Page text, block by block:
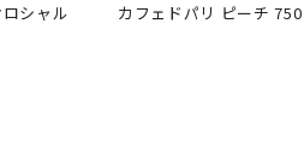
シャル
カフェドパリ ピーチ 750